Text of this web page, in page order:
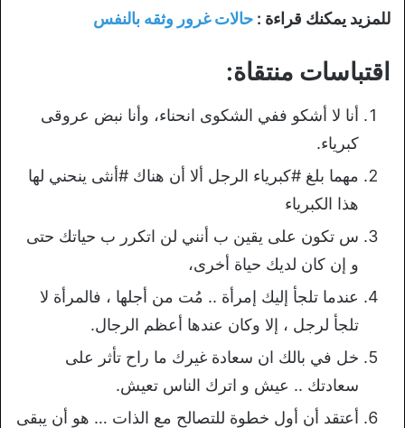
للمزيد يمكنك قراءة : حالات غرور وثقه بالنفس
اقتباسات منتقاة:
أنا لا أشكو ففي الشكوى انحناء، وأنا نبض عروقى
كبرياء.
مهما بلغ #كبرياء الرجل ألا أن هناك #أنثى ينحني لها
هذا الكبرياء
س تكون على يقين ب أنني لن اتكرر ب حياتك حتى
و إن كان لديك حياة أخرى،
عندما تلجأ إليك إمرأة .. مُت من أجلها ، فالمرأة لا
تلجأ لرجل ، إلا وكان عندها أعظم الرجال.
خل في بالك ان سعادة غيرك ما راح تأثر على
سعادتك .. عيش و اترك الناس تعيش.
أعتقد أن أول خطوة للتصالح مع الذات … هو أن يبقى